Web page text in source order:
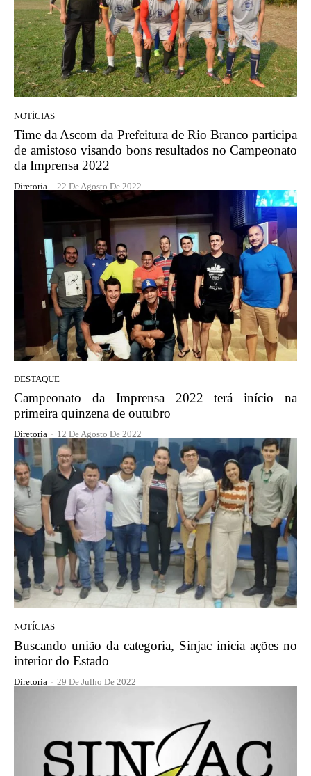
NOTÍCIAS
Time da Ascom da Prefeitura de Rio Branco participa
de amistoso visando bons resultados no Campeonato
da Imprensa 2022
Diretoria - 22 De Agosto De 2022
DESTAQUE
Campeonato da Imprensa 2022 terá início na
primeira quinzena de outubro
Diretoria - 12 De Agosto De 2022
NOTÍCIAS
Buscando união da categoria, Sinjac inicia ações no
interior do Estado
Diretoria - 29 De Julho De 2022